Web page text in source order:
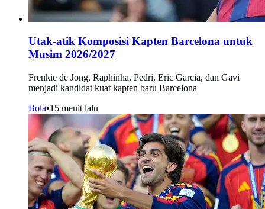
Utak-atik Komposisi Kapten Barcelona untuk
Musim 2026/2027
Frenkie de Jong, Raphinha, Pedri, Eric Garcia, dan Gavi
menjadi kandidat kuat kapten baru Barcelona
Bola•15 menit lalu